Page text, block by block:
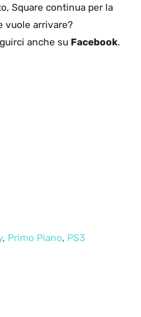
Square continua per la
vuole arrivare?
anche su Facebook.
, Primo Piano, PS3